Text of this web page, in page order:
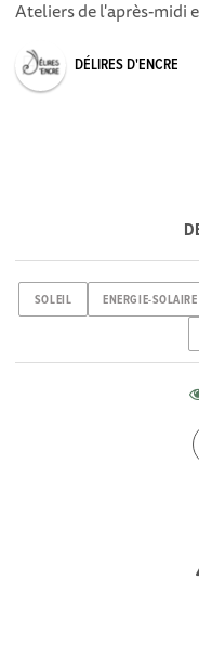
Ateliers de l'après-midi
DÉLIRES D'ENCRE
SOLEIL ENERGIE-SOLAIRE